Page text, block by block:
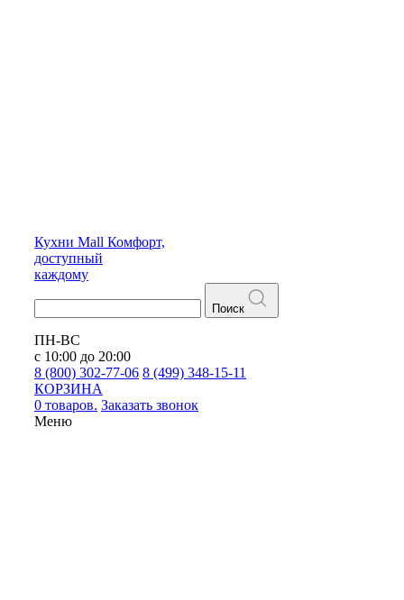
Кухни Mall Комфорт,
доступный
каждому
Поиск
ПН-ВС
с 10:00 до 20:00
8 (800) 302-77-06 8 (499) 348-15-11
КОРЗИНА
0 товаров. Заказать звонок
Меню